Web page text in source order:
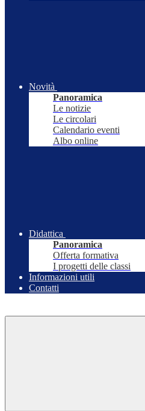
Novità
Panoramica
Le notizie
Le circolari
Calendario eventi
Albo online
Didattica
Panoramica
Offerta formativa
I progetti delle classi
Informazioni utili
Contatti